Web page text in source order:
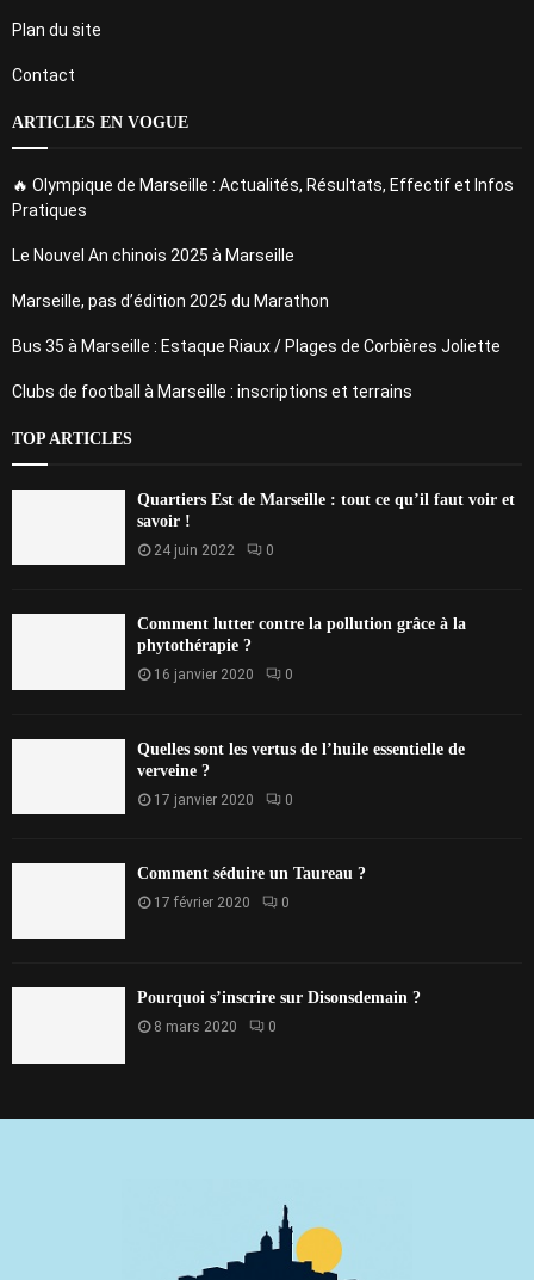
Plan du site
Contact
ARTICLES EN VOGUE
🔥 Olympique de Marseille : Actualités, Résultats, Effectif et Infos
Pratiques
Le Nouvel An chinois 2025 à Marseille
Marseille, pas d’édition 2025 du Marathon
Bus 35 à Marseille : Estaque Riaux / Plages de Corbières Joliette
Clubs de football à Marseille : inscriptions et terrains
TOP ARTICLES
Quartiers Est de Marseille : tout ce qu’il faut voir et
savoir !
24 juin 2022 0
Comment lutter contre la pollution grâce à la
phytothérapie ?
16 janvier 2020 0
Quelles sont les vertus de l’huile essentielle de
verveine ?
17 janvier 2020 0
Comment séduire un Taureau ?
17 février 2020 0
Pourquoi s’inscrire sur Disonsdemain ?
8 mars 2020 0